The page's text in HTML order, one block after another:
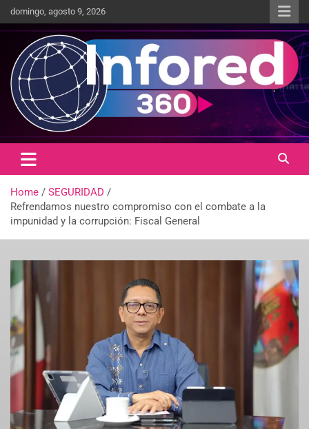
domingo, agosto 9, 2026
infored360.mx
Un giro en la información
Home
SEGURIDAD
Refrendamos nuestro compromiso con el combate a la
impunidad y la corrupción: Fiscal General